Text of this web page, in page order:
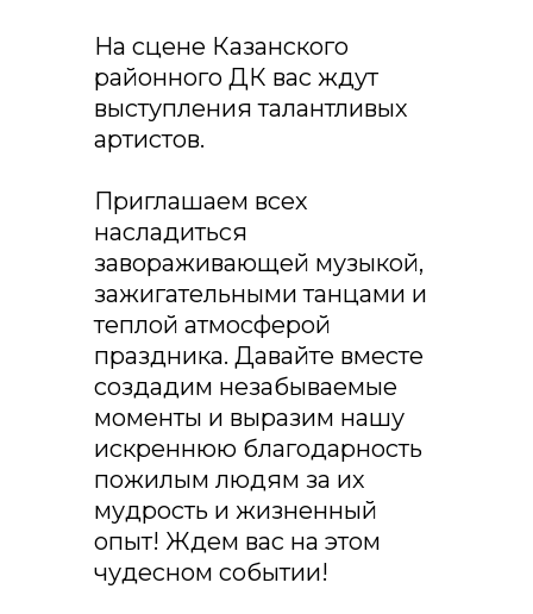
На сцене Казанского
районного ДК вас ждут
выступления талантливых
артистов.
Приглашаем всех
насладиться
завораживающей музыкой,
зажигательными танцами и
теплой атмосферой
праздника. Давайте вместе
создадим незабываемые
моменты и выразим нашу
искреннюю благодарность
пожилым людям за их
мудрость и жизненный
опыт! Ждем вас на этом
чудесном событии!